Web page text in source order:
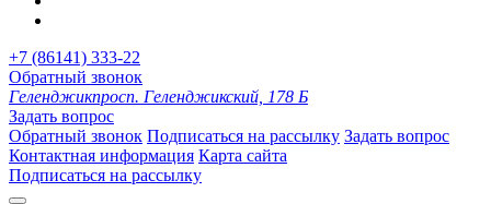
+7 (86141) 333-22
Обратный звонок
Геленджикпросп. Геленджикский, 178 Б
Задать вопрос
Обратный звонок Подписаться на рассылку Задать вопрос
Контактная информация Карта сайта
Подписаться на рассылку